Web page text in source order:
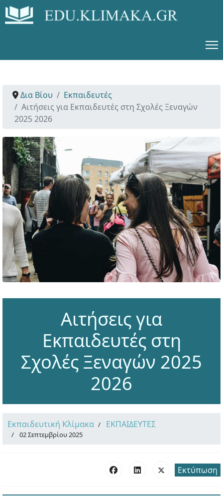
Δια Βίου
Εκπαιδευτές
Αιτήσεις για Εκπαιδευτές στη Σχολές Ξεναγών
2025 2026
Αιτήσεις για
Εκπαιδευτές στη
Σχολές Ξεναγών 2025
2026
Εκπαιδευτική Κλίμακα ΕΚΠΑΙΔΕΥΤΕΣ
02 Σεπτεμβρίου 2025
Εκτύπωση